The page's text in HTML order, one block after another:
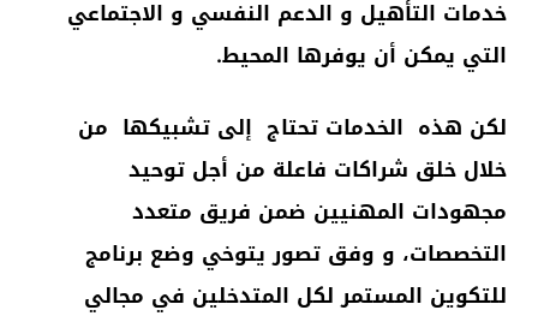
خدمات التأهيل و الدعم النفسي و الاجتماعي
التي يمكن أن يوفرها المحيط.
لكن هذه الخدمات تحتاج إلى تشبيكها من
خلال خلق شراكات فاعلة من أجل توحيد
مجهودات المهنيين ضمن فريق متعدد
التخصصات، و وفق تصور يتوخي وضع برنامج
للتكوين المستمر لكل المتدخلين في مجالي